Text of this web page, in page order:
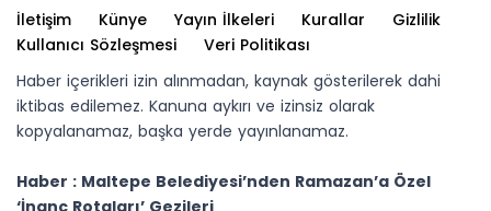
İletişim Künye Yayın İlkeleri Kurallar
Gizlilik
Kullanıcı Sözleşmesi
Veri Politikası
Haber içerikleri izin alınmadan, kaynak gösterilerek dahi
iktibas edilemez. Kanuna aykırı ve izinsiz olarak
kopyalanamaz, başka yerde yayınlanamaz.
Haber : Maltepe Belediyesi’nden Ramazan’a Özel
‘İnanç Rotaları’ Gezileri